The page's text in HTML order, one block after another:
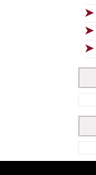
➤
➤
➤